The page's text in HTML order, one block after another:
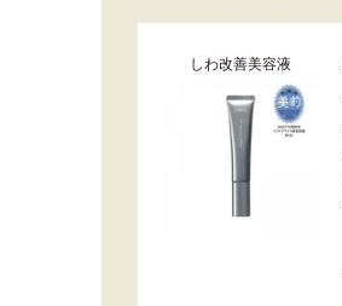
しわ改善美容液